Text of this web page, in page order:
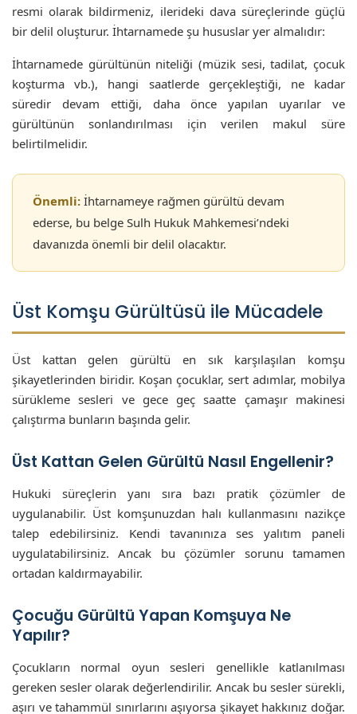
resmi olarak bildirmeniz, ilerideki dava süreçlerinde güçlü
bir delil oluşturur. İhtarnamede şu hususlar yer almalıdır:
İhtarnamede gürültünün niteliği (müzik sesi, tadilat, çocuk
koşturma vb.), hangi saatlerde gerçekleştiği, ne kadar
süredir devam ettiği, daha önce yapılan uyarılar ve
gürültünün sonlandırılması için verilen makul süre
belirtilmelidir.
Önemli: İhtarnameye rağmen gürültü devam
ederse, bu belge Sulh Hukuk Mahkemesi’ndeki
davanızda önemli bir delil olacaktır.
Üst Komşu Gürültüsü ile Mücadele
Üst kattan gelen gürültü en sık karşılaşılan komşu
şikayetlerinden biridir. Koşan çocuklar, sert adımlar, mobilya
sürükleme sesleri ve gece geç saatte çamaşır makinesi
çalıştırma bunların başında gelir.
Üst Kattan Gelen Gürültü Nasıl Engellenir?
Hukuki süreçlerin yanı sıra bazı pratik çözümler de
uygulanabilir. Üst komşunuzdan halı kullanmasını nazikçe
talep edebilirsiniz. Kendi tavanınıza ses yalıtım paneli
uygulatabilirsiniz. Ancak bu çözümler sorunu tamamen
ortadan kaldırmayabilir.
Çocuğu Gürültü Yapan Komşuya Ne
Yapılır?
Çocukların normal oyun sesleri genellikle katlanılması
gereken sesler olarak değerlendirilir. Ancak bu sesler sürekli,
aşırı ve tahammül sınırlarını aşıyorsa şikayet hakkınız doğar.